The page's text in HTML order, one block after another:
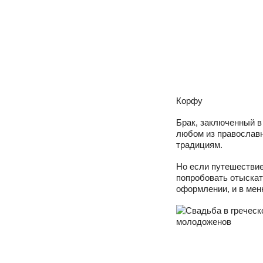
Корфу
Брак, заключенный
любом из
традициям.
Но если
попробовать
оформлении, и в